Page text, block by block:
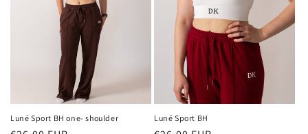
Luné Sport BH one- shoulder Luné Sport BH